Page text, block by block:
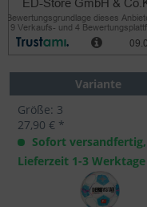
Variante
Größe: 3
27,90 € *
Sofort versandfertig,
Lieferzeit 1-3 Werktage